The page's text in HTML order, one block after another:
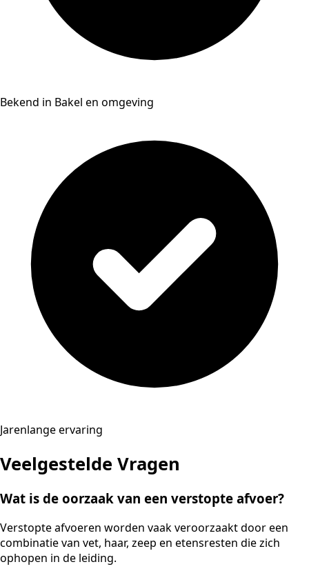
Bekend in Bakel en omgeving
Jarenlange ervaring
Veelgestelde Vragen
Wat is de oorzaak van een verstopte afvoer?
Verstopte afvoeren worden vaak veroorzaakt door een
combinatie van vet, haar, zeep en etensresten die zich
ophopen in de leiding.